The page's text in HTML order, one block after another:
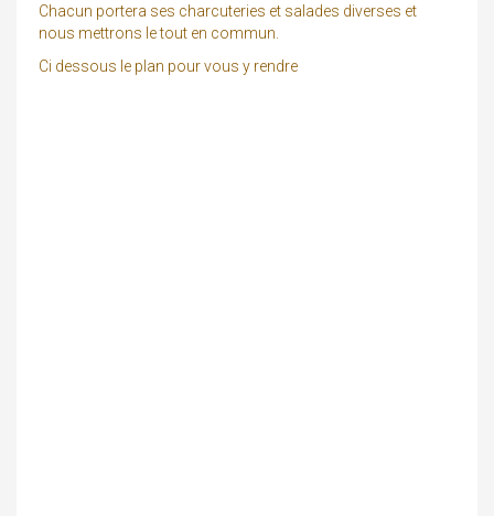
Chacun portera ses charcuteries et salades diverses et
nous mettrons le tout en commun.
Ci dessous le plan pour vous y rendre